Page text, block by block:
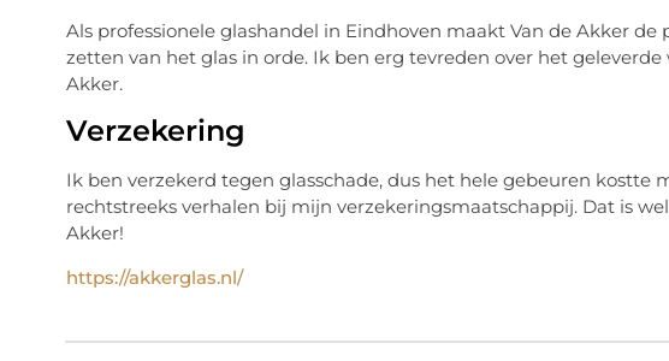
Als professionele glashandel in Eindhoven maakt Van de Akker
zetten van het glas in orde. Ik ben erg tevreden over het geleverde
Akker.
Verzekering
Ik ben verzekerd tegen glasschade, dus het hele gebeuren kostte
rechtstreeks verhalen bij mijn verzekeringsmaatschappij. Dat is
Akker!
https://akkerglas.nl/